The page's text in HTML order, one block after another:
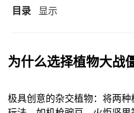
目录 显示
为什么选择植物大战
极具创意的杂交植物：将两